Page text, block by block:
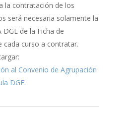
la contratación de los
será necesaria solamente la
DGE de la Ficha de
cada curso a contratar.
al Convenio de Agrupación
DGE.